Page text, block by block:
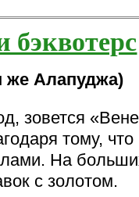
бэквотерс
же Алапуджа)
зовется
тому, что
На
с золотом.